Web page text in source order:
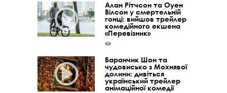
Алан Рітчсон та Оуен
Вілсон у смертельній
гонці: вийшов трейлер
комедійного екшена
«Перевізник»
Баранчик Шон та
чудовисько з Мохнявої
долини: дивіться
український трейлер
анімаційної комедії